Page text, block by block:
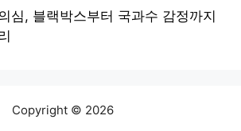
심, 블랙박스부터 국과수 감정까지
Copyright © 2026